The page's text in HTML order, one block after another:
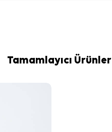
Tamamlayıcı Ürünler